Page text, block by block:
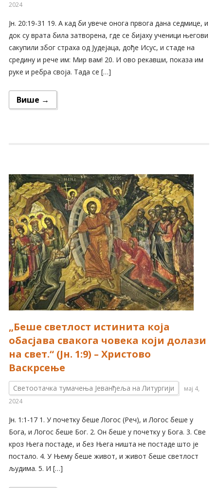
2024
Јн. 20:19-31 19. А кад би увече онога првога дана седмице, и
док су врата била затворена, где се бијаху ученици његови
сакупили због страха од Јудејаца, дође Исус, и стаде на
средину и рече им: Мир вам! 20. И ово рекавши, показа им
руке и ребра своја. Тада се […]
Више →
„Беше светлост истинита која
обасјава свакога човека који долази
на свет.“ (Јн. 1:9) – Христово
Васкрсење
Светоотачка тумачења Јеванђеља на Литургији
мај 4,
2024
Јн. 1:1-17 1. У почетку беше Логос (Реч), и Логос беше у
Бога, и Логос беше Бог. 2. Он беше у почетку у Бога. 3. Све
кроз Њега постаде, и без Њега ништа не постаде што је
постало. 4. У Њему беше живот, и живот беше светлост
људима. 5. И […]